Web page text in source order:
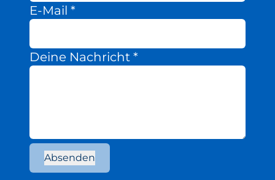
E-Mail *
Deine Nachricht *
Absenden